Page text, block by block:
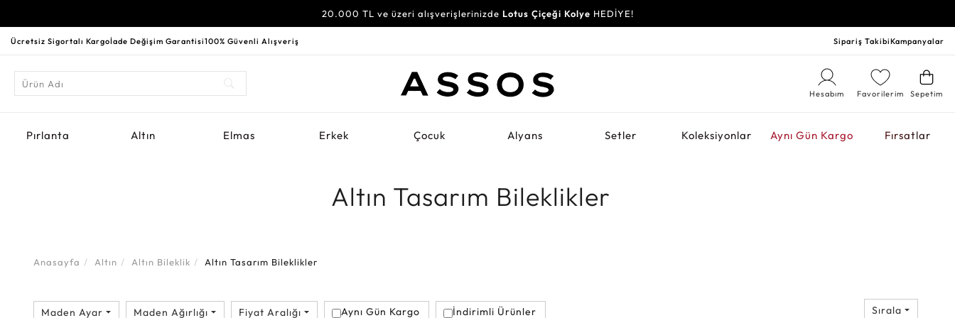
20.000 TL ve üzeri alışverişlerinizde Lotus Çiçeği Kolye HEDİYE!
Ücretsiz Sigortalı Kargoİade Değişim Garantisi100% Güvenli Alışveriş Sipariş TakibiKampanyalar
Sepetim
Favorilerim
Hesabım
Pırlanta Altın Elmas Erkek Çocuk Alyans Setler Koleksiyonlar Aynı Gün Kargo Fırsatlar
Altın Tasarım Bileklikler
Anasayfa Altın Altın Bileklik Altın Tasarım Bileklikler
Sırala
Maden Ayar Maden Ağırlığı Fiyat Aralığı Aynı Gün Kargo İndirimli Ürünler